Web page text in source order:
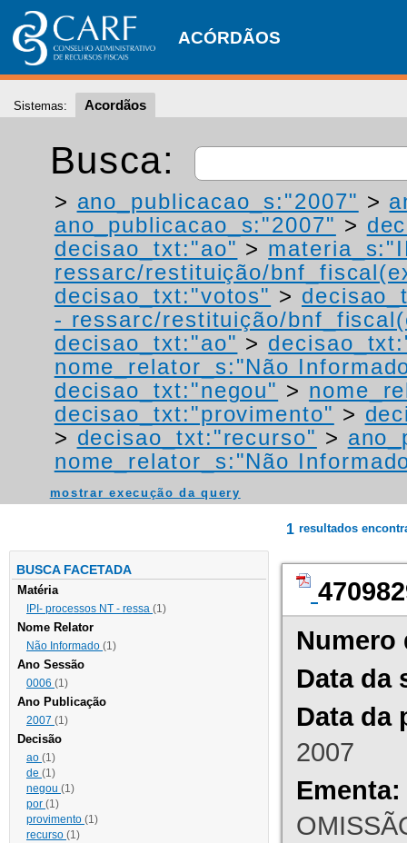
ACÓRDÃOS
Sistemas: Acordãos
Busca:
> ano_publicacao_s:"2007" >
ano_publicacao_s:"2007" >
decisao_txt:"ao" >
ressarc/restituição/
decisao_txt:"votos" >
- ressarc/restituição/
decisao_txt:"ao" >
nome_relator_s:"Não
decisao_txt:"negou" >
decisao_txt:"provimento" >
> decisao_txt:"recurso" >
nome_relator_s:"Não
mostrar execução da query
BUSCA FACETADA
Matéria
IPI- processos NT - ressa (1)
Nome Relator
Não Informado (1)
Ano Sessão
0006 (1)
Ano Publicação
2007 (1)
Decisão
ao (1)
de (1)
negou (1)
por (1)
provimento (1)
recurso (1)
1 resultados
Numero
Data da
Data da
2007
Ementa: